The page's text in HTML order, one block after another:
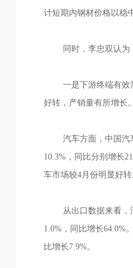
计短期内钢材价格以稳
同时，李忠双认为，
一是下游终端有效需
好转，产销量有所增长。
汽车方面，中国汽车
10.3%，同比分别增长
车市场较4月份明显好转
从出口数据来看，汽
1.0%，同比增长64.0%
比增长7.9%。